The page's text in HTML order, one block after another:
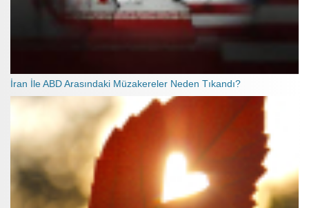
İran İle ABD Arasındaki Müzakereler Neden Tıkandı?